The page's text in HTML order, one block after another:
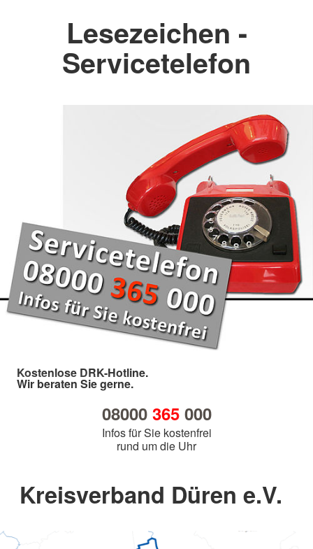
Lesezeichen -
Servicetelefon
Kostenlose DRK-Hotline.
Wir beraten Sie gerne.
08000 365000
Infos für Sie kostenfrei
rund um die Uhr
Kreisverband Düren e.V.